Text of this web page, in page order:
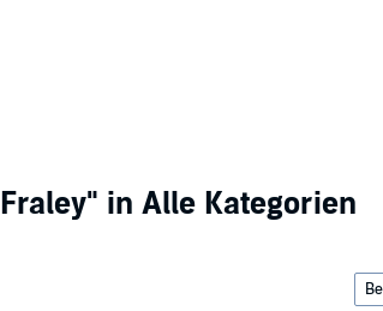
in Alle Kategorien